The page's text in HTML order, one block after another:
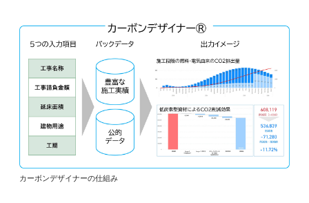
カーボンデザイナーの仕組み